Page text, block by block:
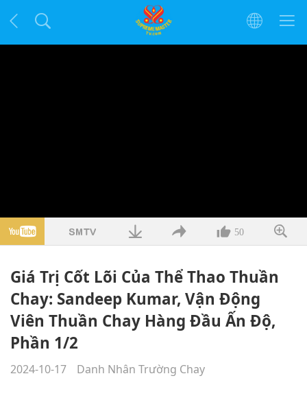
50
Giá Trị Cốt Lõi Của Thể Thao Thuần
Chay: Sandeep Kumar, Vận Động
Viên Thuần Chay Hàng Đầu Ấn Độ,
Phần 1/2
2024-10-17 Danh Nhân Trường Chay